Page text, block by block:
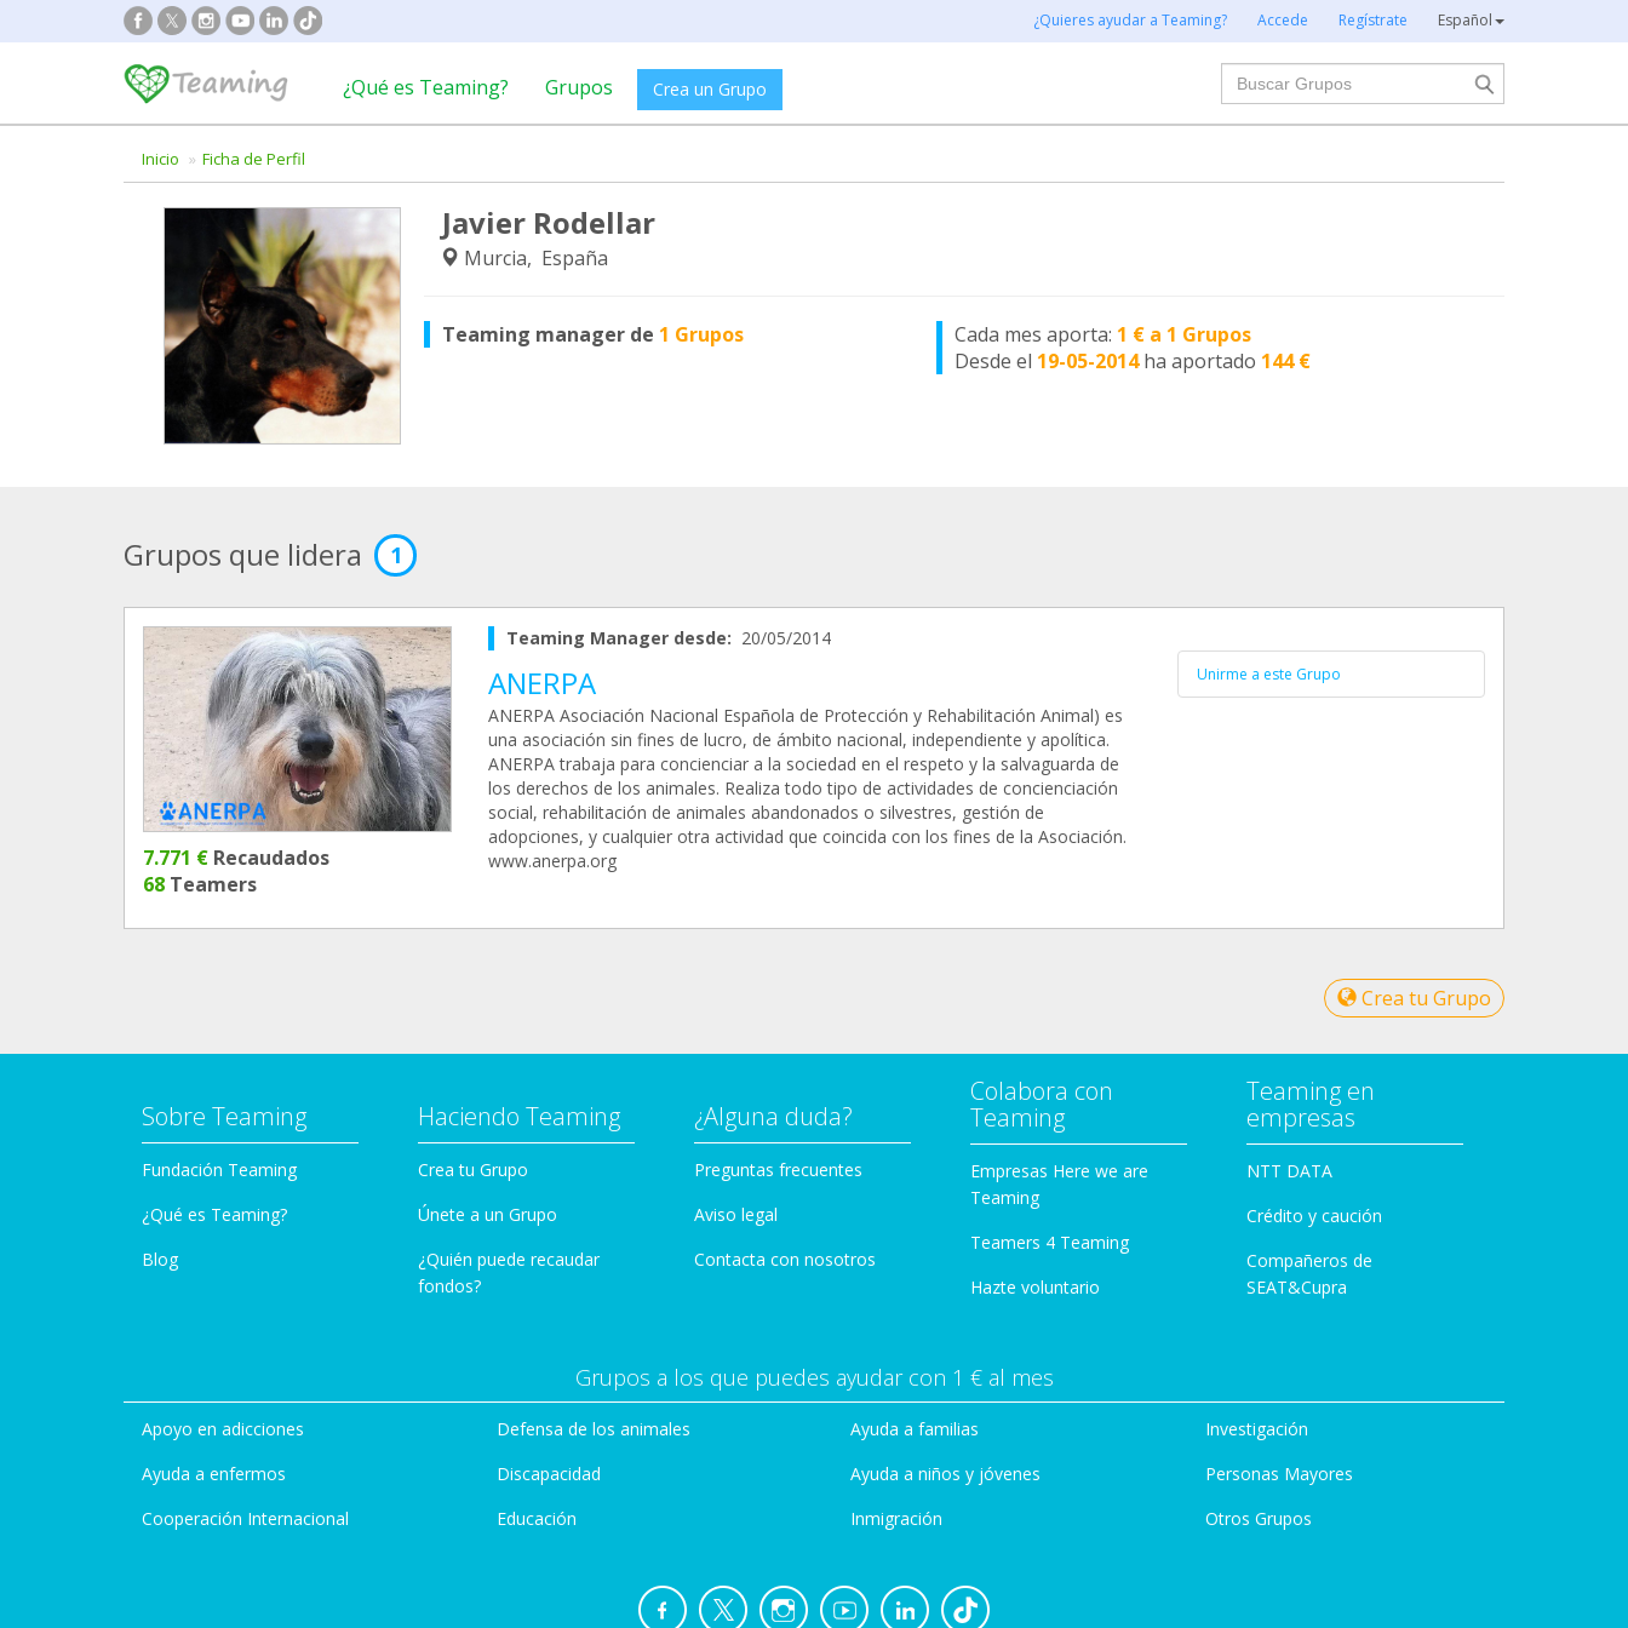
¿Quieres ayudar a Teaming? Accede Regístrate Español
¿Qué es Teaming? Grupos Crea un Grupo
Buscar
Inicio Ficha de Perfil
Javier Rodellar
Murcia, España
Teaming manager de 1 Grupos Cada mes aporta: 1 € a 1 Grupos
Desde el 19-05-2014 ha aportado 144 €
Grupos que lidera 1
7.771 € Recaudados
68 Teamers
Teaming Manager desde: 20/05/2014
ANERPA
ANERPA Asociación Nacional Española de Protección y Rehabilitación Animal) es
una asociación sin fines de lucro, de ámbito nacional, independiente y apolítica.
ANERPA trabaja para concienciar a la sociedad en el respeto y la salvaguarda de
los derechos de los animales. Realiza todo tipo de actividades de concienciación
social, rehabilitación de animales abandonados o silvestres, gestión de
adopciones, y cualquier otra actividad que coincida con los fines de la Asociación.
www.anerpa.org
Unirme a este Grupo
Crea tu Grupo
Sobre Teaming
Fundación Teaming
¿Qué es Teaming?
Blog
Haciendo Teaming
Crea tu Grupo
Únete a un Grupo
¿Quién puede recaudar
fondos?
¿Alguna duda?
Preguntas frecuentes
Aviso legal
Contacta con nosotros
Colabora con
Teaming
Empresas Here we are
Teaming
Teamers 4 Teaming
Hazte voluntario
Teaming en
empresas
NTT DATA
Crédito y caución
Compañeros de
SEAT&Cupra
Grupos a los que puedes ayudar con 1 € al mes
Apoyo en adicciones
Ayuda a enfermos
Cooperación Internacional
Defensa de los animales
Discapacidad
Educación
Ayuda a familias
Ayuda a niños y jóvenes
Inmigración
Investigación
Personas Mayores
Otros Grupos